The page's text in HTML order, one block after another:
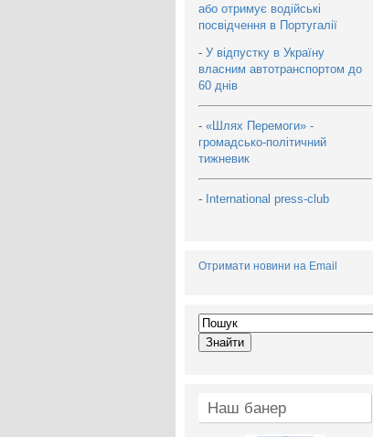
або отримує водійські
посвідчення в Португалії
- У відпустку в Україну
власним автотранспортом до
60 днів
- «Шлях Перемоги» -
громадсько-політичний
тижневик
- International press-club
Отримати новини на Email
Наш банер